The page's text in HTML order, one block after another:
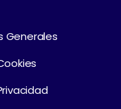
Generales